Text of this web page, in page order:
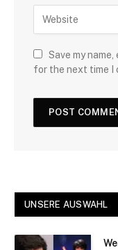
Save my
for the next time I
UNSERE AUSWAHL